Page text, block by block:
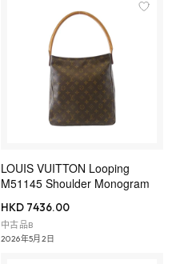
LOUIS VUITTON Looping
M51145 Shoulder Monogram
HKD 7436.00
中古品B
2026年5月2日